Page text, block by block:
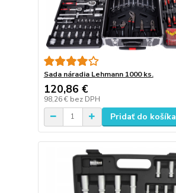
Sada náradia Lehmann 1000 ks.
120,86 €
98,26 € bez DPH
Pridať do košíka